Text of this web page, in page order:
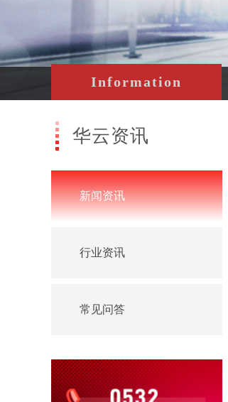
Information
华云资讯
新闻资讯
行业资讯
常见问答